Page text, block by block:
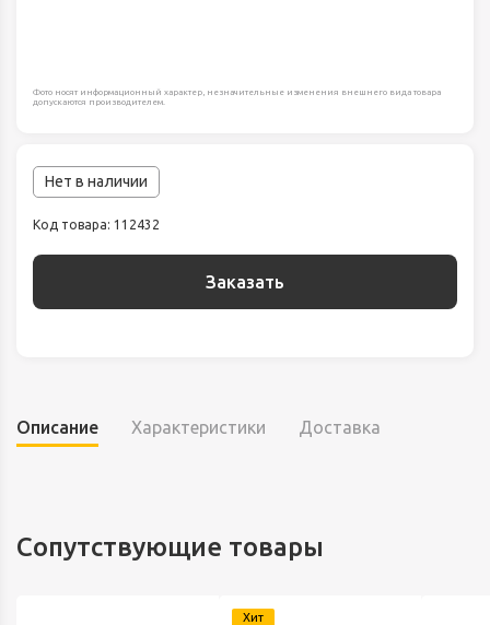
Фото носят информационный характер, незначительные изменения внешнего вида товара
допускаются производителем.
Нет в наличии
Код товара: 112432
Заказать
Описание Характеристики Доставка
Сопутствующие товары
Хит